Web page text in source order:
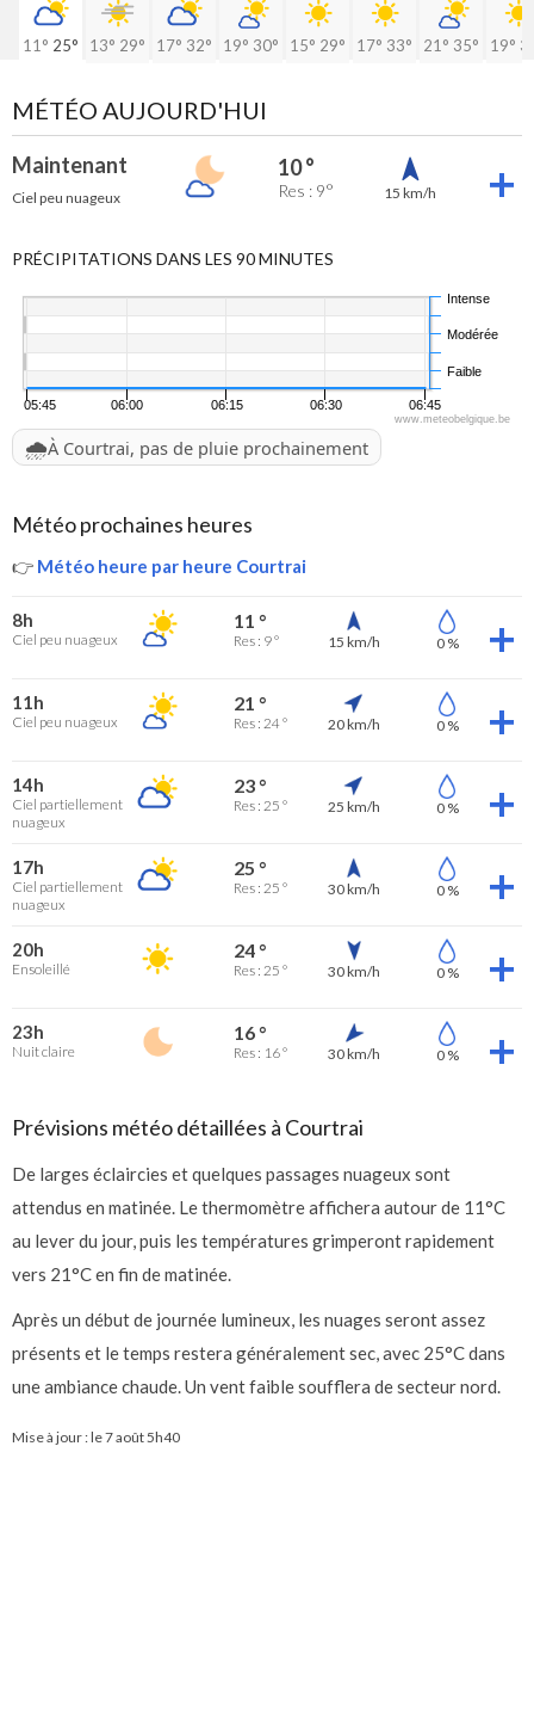
11° 25° 13° 29° 17° 32° 19° 30° 15° 29° 17° 33° 21° 35° 19°
MÉTÉO AUJOURD'HUI
Maintenant
Ciel peu nuageux
10 °
Res : 9° 15 km/h
PRÉCIPITATIONS DANS LES 90 MINUTES
05:45 06:00 06:15 06:30 06:45
Faible
Modérée
Intense
www.meteobelgique.be
🌧️À Courtrai, pas de pluie prochainement
Météo prochaines heures
👉 Météo heure par heure Courtrai
8h
Ciel peu nuageux
11 °
Res : 9 ° 15 km/h 0 %
11h
Ciel peu nuageux
21 °
Res : 24 ° 20 km/h 0 %
14h
Ciel partiellement
nuageux
23 °
Res : 25 ° 25 km/h 0 %
17h
Ciel partiellement
nuageux
25 °
Res : 25 ° 30 km/h 0 %
20h
Ensoleillé
24 °
Res : 25 ° 30 km/h 0 %
23h
Nuit claire
16 °
Res : 16 ° 30 km/h 0 %
Prévisions météo détaillées à Courtrai
De larges éclaircies et quelques passages nuageux sont
attendus en matinée. Le thermomètre affichera autour de 11°C
au lever du jour, puis les températures grimperont rapidement
vers 21°C en fin de matinée.
Après un début de journée lumineux, les nuages seront assez
présents et le temps restera généralement sec, avec 25°C dans
une ambiance chaude. Un vent faible soufflera de secteur nord.
Mise à jour : le7 août 5h40